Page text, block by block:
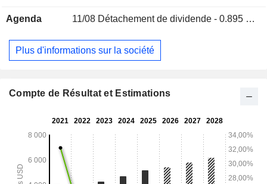
Agenda 11/08 Détachement de dividende - 0.895 USD
Plus d'informations sur la société
Compte de Résultat et Estimations